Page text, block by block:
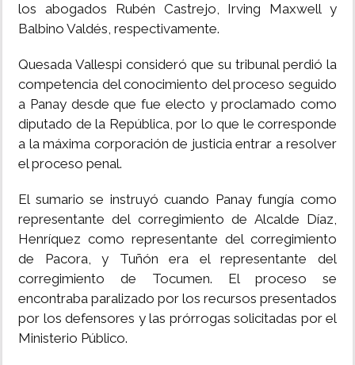
los abogados Rubén Castrejo, Irving Maxwell y
Balbino Valdés, respectivamente.
Quesada Vallespi consideró que su tribunal perdió la
competencia del conocimiento del proceso seguido
a Panay desde que fue electo y proclamado como
diputado de la República, por lo que le corresponde
a la máxima corporación de justicia entrar a resolver
el proceso penal.
El sumario se instruyó cuando Panay fungía como
representante del corregimiento de Alcalde Díaz,
Henríquez como representante del corregimiento
de Pacora, y Tuñón era el representante del
corregimiento de Tocumen. El proceso se
encontraba paralizado por los recursos presentados
por los defensores y las prórrogas solicitadas por el
Ministerio Público.